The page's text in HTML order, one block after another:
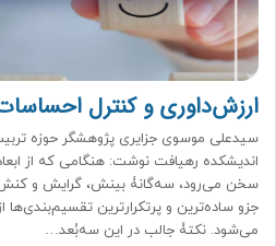
ارزش‌داوری و کنترل
سیدعلی موسوی جزایری پژوهشگر حوزه
اندیشکده رهیافت نوشت: هنگامی که از
سخن می‌رود، سه‌گانۀ بینش، گرایش و کنش
جزو ساده‌ترین و پرتکرارترین
می‌شود. نکتۀ جالب در این سه‌بُعد…